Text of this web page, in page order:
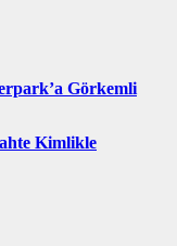
Görkemli
Kimlikle